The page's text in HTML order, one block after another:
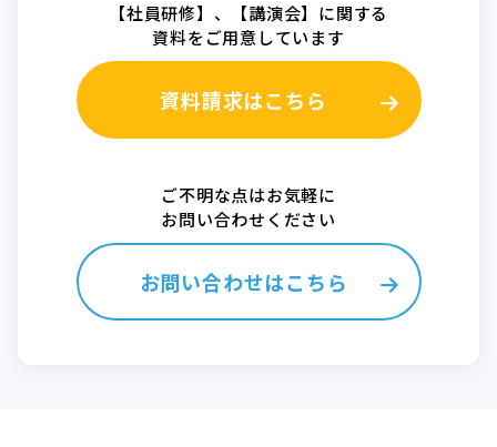
【社員研修】、【講演会】に関する
資料をご用意しています
資料請求はこちら
ご不明な点はお気軽に
お問い合わせください
お問い合わせはこちら